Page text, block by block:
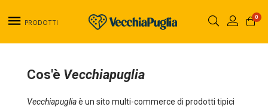
PRODOTTI
0
Cos'è Vecchiapuglia
Vecchiapugliaè un sito multi-commerce di prodotti tipici